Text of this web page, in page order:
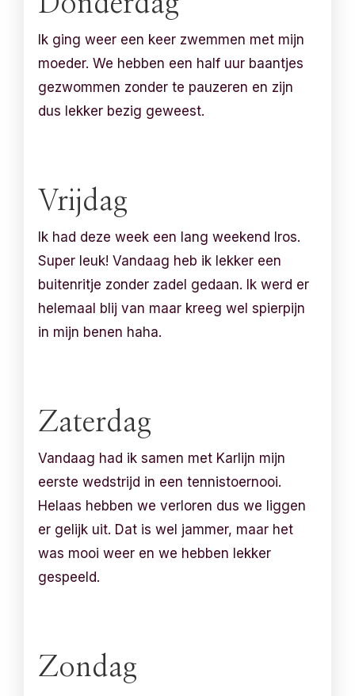
Ik ging weer een keer zwemmen met mijn
moeder. We hebben een half uur baantjes
gezwommen zonder te pauzeren en zijn
dus lekker bezig geweest.
Vrijdag
Ik had deze week een lang weekend Iros.
Super leuk! Vandaag heb ik lekker een
buitenritje zonder zadel gedaan. Ik werd er
helemaal blij van maar kreeg wel spierpijn
in mijn benen haha.
Zaterdag
Vandaag had ik samen met Karlijn mijn
eerste wedstrijd in een tennistoernooi.
Helaas hebben we verloren dus we liggen
er gelijk uit. Dat is wel jammer, maar het
was mooi weer en we hebben lekker
gespeeld.
Zondag